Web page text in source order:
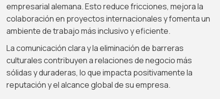
empresarial alemana. Esto reduce fricciones, mejora la
colaboración en proyectos internacionales y fomenta un
ambiente de trabajo más inclusivo y eficiente.
La comunicación clara y la eliminación de barreras
culturales contribuyen a relaciones de negocio más
sólidas y duraderas, lo que impacta positivamente la
reputación y el alcance global de su empresa.